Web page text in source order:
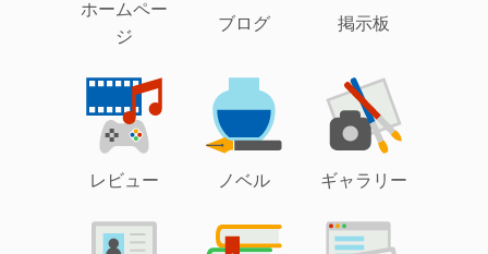
ホームペー
ジ
ブログ 掲示板
レビュー ノベル ギャラリー